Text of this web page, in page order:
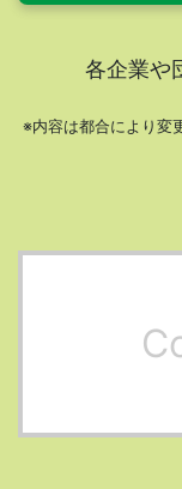
各企業や
※内容は都合により変